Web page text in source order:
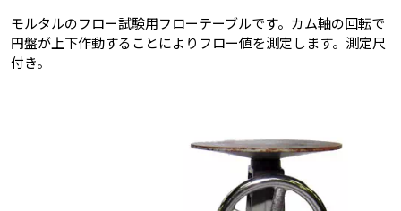
モルタルのフロー試験用フローテーブルです。カム軸の回転で
円盤が上下作動することによりフロー値を測定します。測定尺
付き。